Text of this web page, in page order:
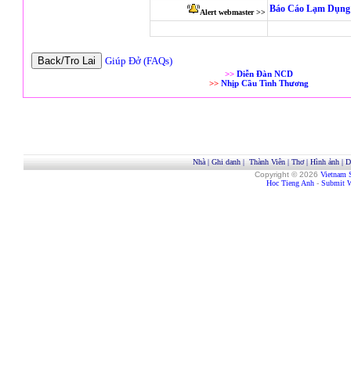
Alert webmaster >> Báo Cáo Lạm
Giúp Đở (FAQs)
>> Diễn Đàn NCD
>> Nhịp Cầu Tình Thương
Nhà| Ghi danh| Thành Viên| Thơ| Hình ảnh|
Copyright © 2026 Vietnam
Hoc Tieng Anh - Submit